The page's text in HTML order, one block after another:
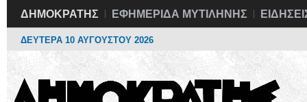
ΔΗΜΟΚΡΑΤΗΣ ΕΦΗΜΕΡΙΔΑ ΜΥΤΙΛΗΝΗΣ
ΔΕΥΤΕΡΑ 10 ΑΥΓΟΥΣΤΟΥ 2026